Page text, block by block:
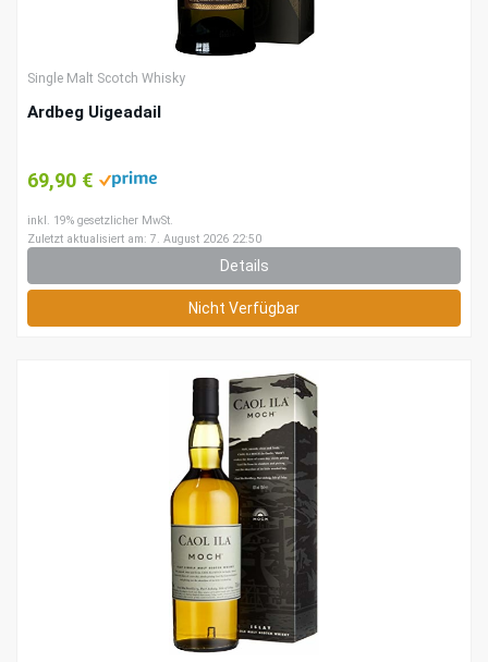
Single Malt Scotch Whisky
Ardbeg Uigeadail
69,90 €
inkl. 19% gesetzlicher MwSt.
Zuletzt aktualisiert am: 7. August 2026 22:50
Details
Nicht Verfügbar